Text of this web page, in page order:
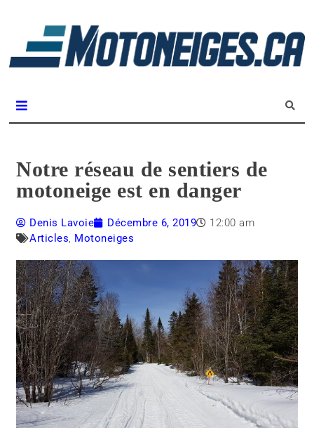
Notre réseau de sentiers de
motoneige est en danger
Denis Lavoie Décembre 6, 2019
12:00 am
Articles, Motoneiges